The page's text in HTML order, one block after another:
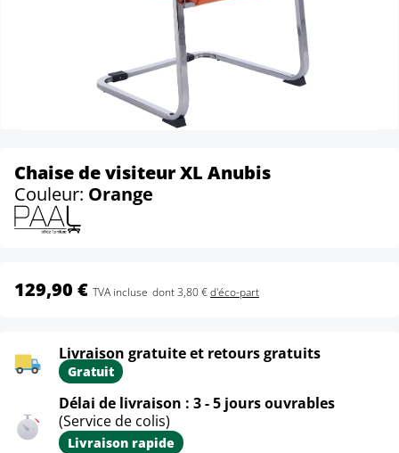
Chaise de visiteur XL Anubis
Couleur: Orange
129,90 € TVA incluse dont 3,80 €d'éco-part
Livraison gratuite et retours gratuits
Gratuit
Délai de livraison : 3 - 5 jours ouvrables
(Service de colis)
Livraison rapide